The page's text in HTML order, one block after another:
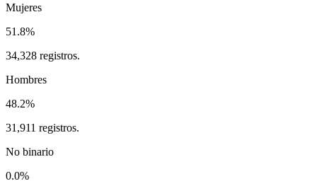
Mujeres
51.8%
34,328 registros.
Hombres
48.2%
31,911 registros.
No binario
0.0%